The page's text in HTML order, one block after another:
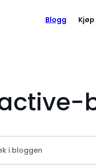
Blogg
i bloggen